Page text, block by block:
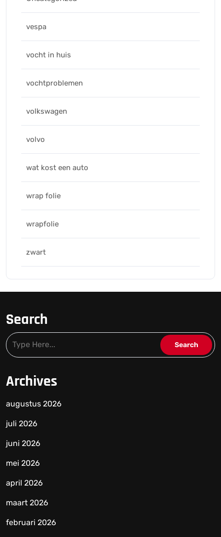
vespa
vocht in huis
vochtproblemen
volkswagen
volvo
wat kost een auto
wrap folie
wrapfolie
zwart
Search
Archives
augustus 2026
juli 2026
juni 2026
mei 2026
april 2026
maart 2026
februari 2026